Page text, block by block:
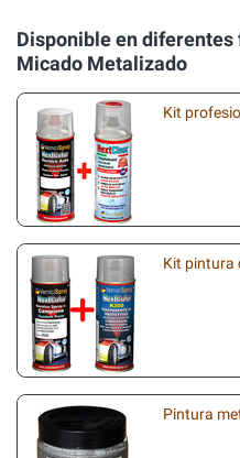
Disponible en
Micado Metalizado
Kit
Kit pintura
Pintura